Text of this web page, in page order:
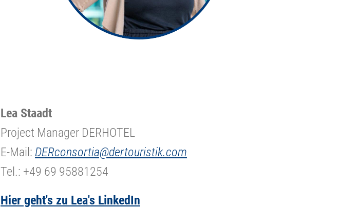
Lea Staadt
Project Manager DERHOTEL
E-Mail: DERconsortia@dertouristik.com
Tel.: +49 69 95881254
Hier geht's zu Lea's LinkedIn